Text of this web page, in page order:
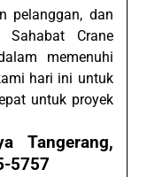
pelanggan, dan
Crane
memenuhi
hari ini untuk
untuk proyek
Tangerang,
5757